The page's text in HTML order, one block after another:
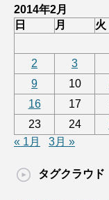
2014年2月
日
月 火
2
3
9
10
16
17
23
24
« 1月
3月 »
タグクラウド